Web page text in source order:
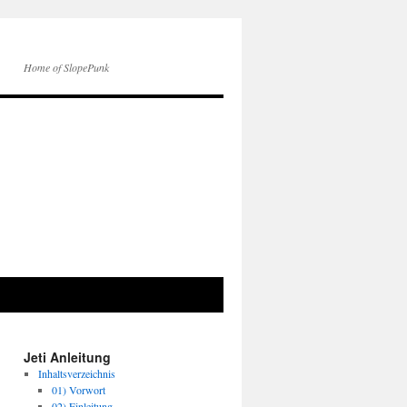
Home of SlopePunk
Jeti Anleitung
Inhaltsverzeichnis
01) Vorwort